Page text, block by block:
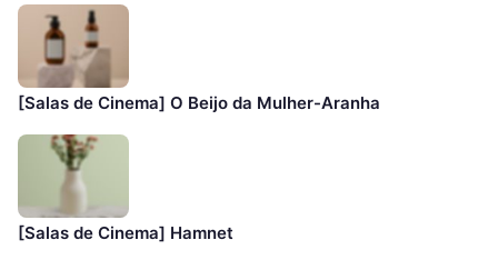
[Salas de Cinema] O Beijo da Mulher-Aranha
[Salas de Cinema] Hamnet